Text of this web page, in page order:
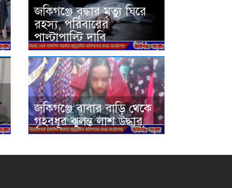
জকিগঞ্জে বৃদ্ধার মৃত্যু ঘিরে
রহস্য, পরিবারের
পাল্টাপাল্টি দাবি
জকিগঞ্জে বাবার বাড়ি থেকে
গৃহবধূর ঝুলন্ত লাশ উদ্ধার